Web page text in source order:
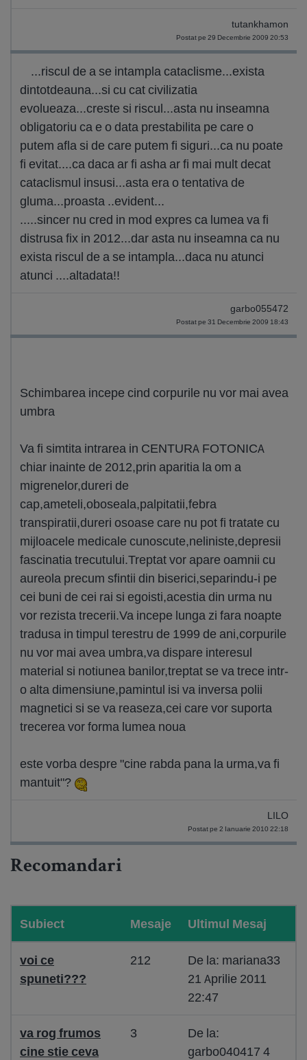
tutankhamon
Postat pe 29 Decembrie 2009 20:53
...riscul de a se intampla cataclisme...exista
dintotdeauna...si cu cat civilizatia
evolueaza...creste si riscul...asta nu inseamna
obligatoriu ca e o data prestabilita pe care o
putem afla si de care putem fi siguri...ca nu poate
fi evitat....ca daca ar fi asha ar fi mai mult decat
cataclismul insusi...asta era o tentativa de
gluma...proasta ..evident...
.....sincer nu cred in mod expres ca lumea va fi
distrusa fix in 2012...dar asta nu inseamna ca nu
exista riscul de a se intampla...daca nu atunci
atunci ....altadata!!
garbo055472
Postat pe 31 Decembrie 2009 18:43
Schimbarea incepe cind corpurile nu vor mai avea
umbra
Va fi simtita intrarea in CENTURA FOTONICA
chiar inainte de 2012,prin aparitia la om a
migrenelor,dureri de
cap,ameteli,oboseala,palpitatii,febra
transpiratii,dureri osoase care nu pot fi tratate cu
mijloacele medicale cunoscute,neliniste,depresii
fascinatia trecutului.Treptat vor apare oamnii cu
aureola precum sfintii din biserici,separindu-i pe
cei buni de cei rai si egoisti,acestia din urma nu
vor rezista trecerii.Va incepe lunga zi fara noapte
tradusa in timpul terestru de 1999 de ani,corpurile
nu vor mai avea umbra,va dispare interesul
material si notiunea banilor,treptat se va trece intr-
o alta dimensiune,pamintul isi va inversa polii
magnetici si se va reaseza,cei care vor suporta
trecerea vor forma lumea noua
este vorba despre "cine rabda pana la urma,va fi
mantuit"?
LILO
Postat pe 2 Ianuarie 2010 22:18
Recomandari
Subiect Mesaje Ultimul Mesaj
voi ce
spuneti???
212
De la: mariana33
21 Aprilie 2011
22:47
va rog frumos
cine stie ceva
3
De la:
garbo040417 4